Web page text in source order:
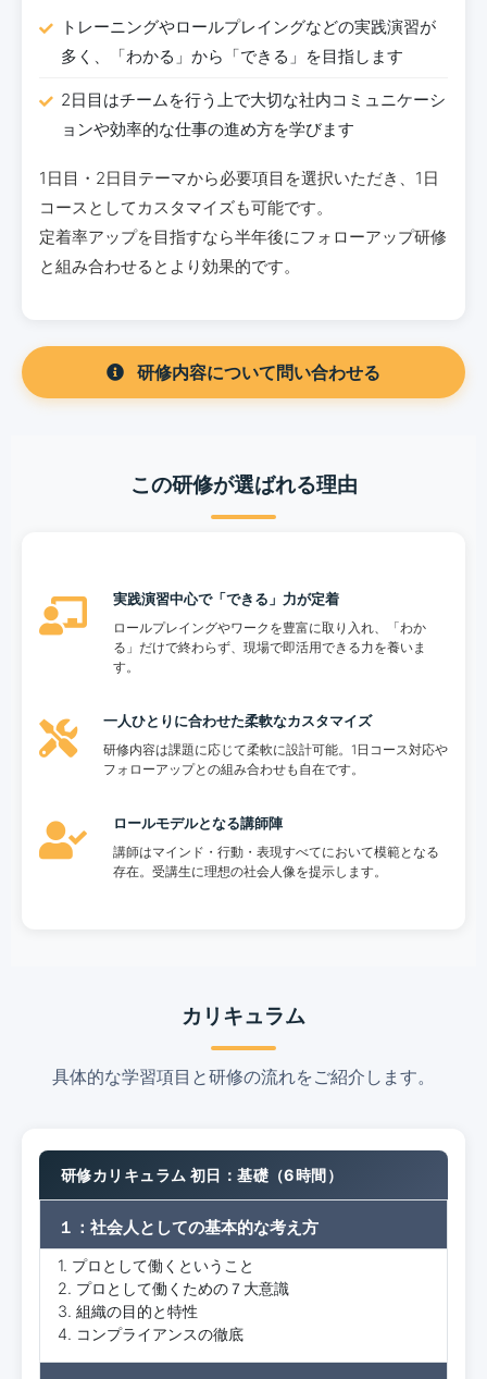
トレーニングやロールプレイングなどの実践演習が
多く、「わかる」から「できる」を目指します
2日目はチームを行う上で大切な社内コミュニケーシ
ョンや効率的な仕事の進め方を学びます
1日目・2日目テーマから必要項目を選択いただき、1日
コースとしてカスタマイズも可能です。
定着率アップを目指すなら半年後にフォローアップ研修
と組み合わせるとより効果的です。
研修内容について問い合わせる
この研修が選ばれる理由
実践演習中心で「できる」力が定着
ロールプレイングやワークを豊富に取り入れ、「わか
る」だけで終わらず、現場で即活用できる力を養いま
す。
一人ひとりに合わせた柔軟なカスタマイズ
研修内容は課題に応じて柔軟に設計可能。1日コース対応や
フォローアップとの組み合わせも自在です。
ロールモデルとなる講師陣
講師はマインド・行動・表現すべてにおいて模範となる
存在。受講生に理想の社会人像を提示します。
カリキュラム
具体的な学習項目と研修の流れをご紹介します。
研修カリキュラム 初日：基礎（6時間）
１：社会人としての基本的な考え方
1. プロとして働くということ
2. プロとして働くための７大意識
3. 組織の目的と特性
4. コンプライアンスの徹底